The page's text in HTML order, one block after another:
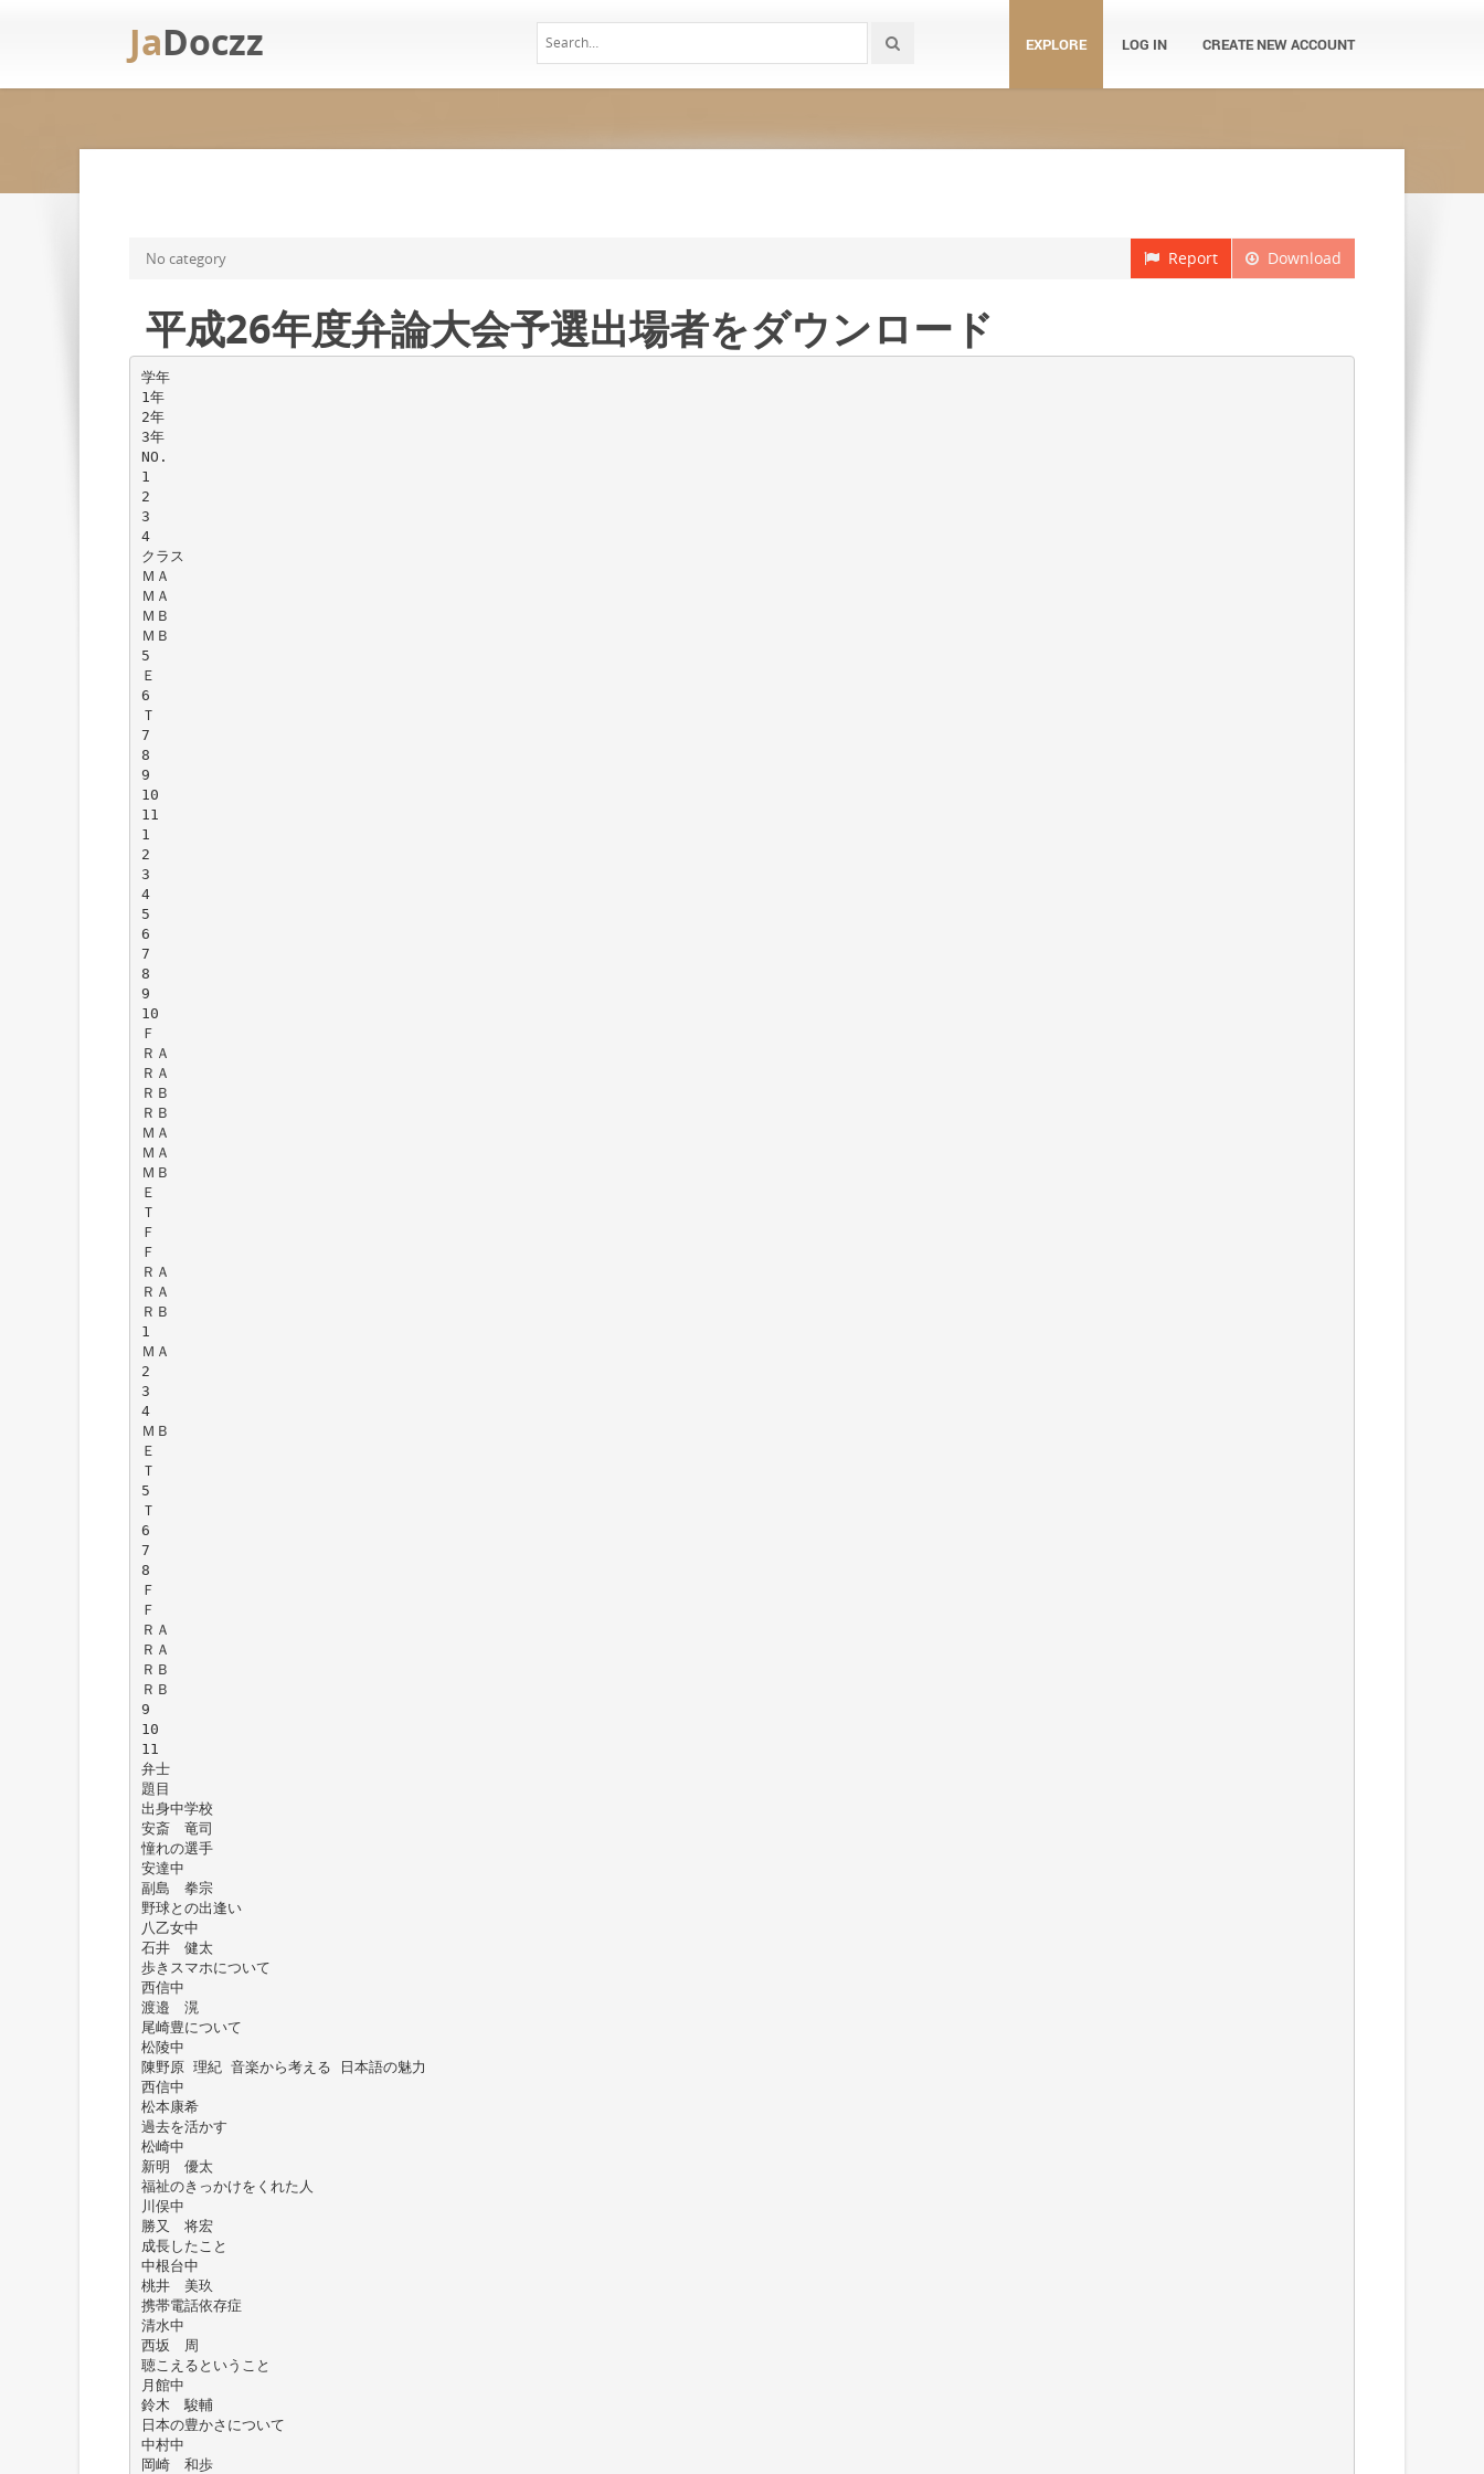
JaDoczz EXPLORE LOG IN CREATE NEW ACCOUNT
Download
Report
No category
平成26年度弁論大会予選出場者をダウンロード
学年
1年
2年
3年
NO.
1
2
3
4
クラス
ＭＡ
ＭＡ
ＭＢ
ＭＢ
5
Ｅ
6
Ｔ
7
8
9
10
11
1
2
3
4
5
6
7
8
9
10
Ｆ
ＲＡ
ＲＡ
ＲＢ
ＲＢ
ＭＡ
ＭＡ
ＭＢ
Ｅ
Ｔ
Ｆ
Ｆ
ＲＡ
ＲＡ
ＲＢ
1
ＭＡ
2
3
4
ＭＢ
Ｅ
Ｔ
5
Ｔ
6
7
8
Ｆ
Ｆ
ＲＡ
ＲＡ
ＲＢ
ＲＢ
9
10
11
弁士
題目
出身中学校
安斎 竜司
憧れの選手
安達中
副島 拳宗
野球との出逢い
八乙女中
石井 健太
歩きスマホについて
西信中
渡邉 滉
尾崎豊について
松陵中
陳野原 理紀 音楽から考える 日本語の魅力
西信中
松本康希
過去を活かす
松崎中
新明 優太
福祉のきっかけをくれた人
川俣中
勝又 将宏
成長したこと
中根台中
桃井 美玖
携帯電話依存症
清水中
西坂 周
聴こえるということ
月館中
鈴木 駿輔
日本の豊かさについて
中村中
岡崎 和歩